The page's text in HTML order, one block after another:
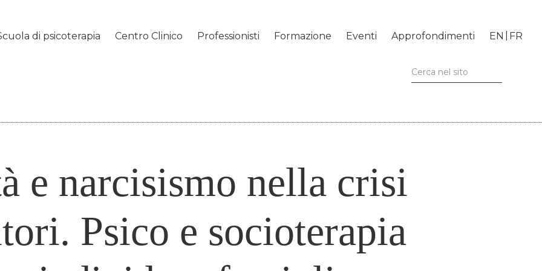
di psicoterapia Centro Clinico Professionisti Formazione Eventi Approfondimenti EN FR
e narcisismo nella crisi
Psico e socioterapia